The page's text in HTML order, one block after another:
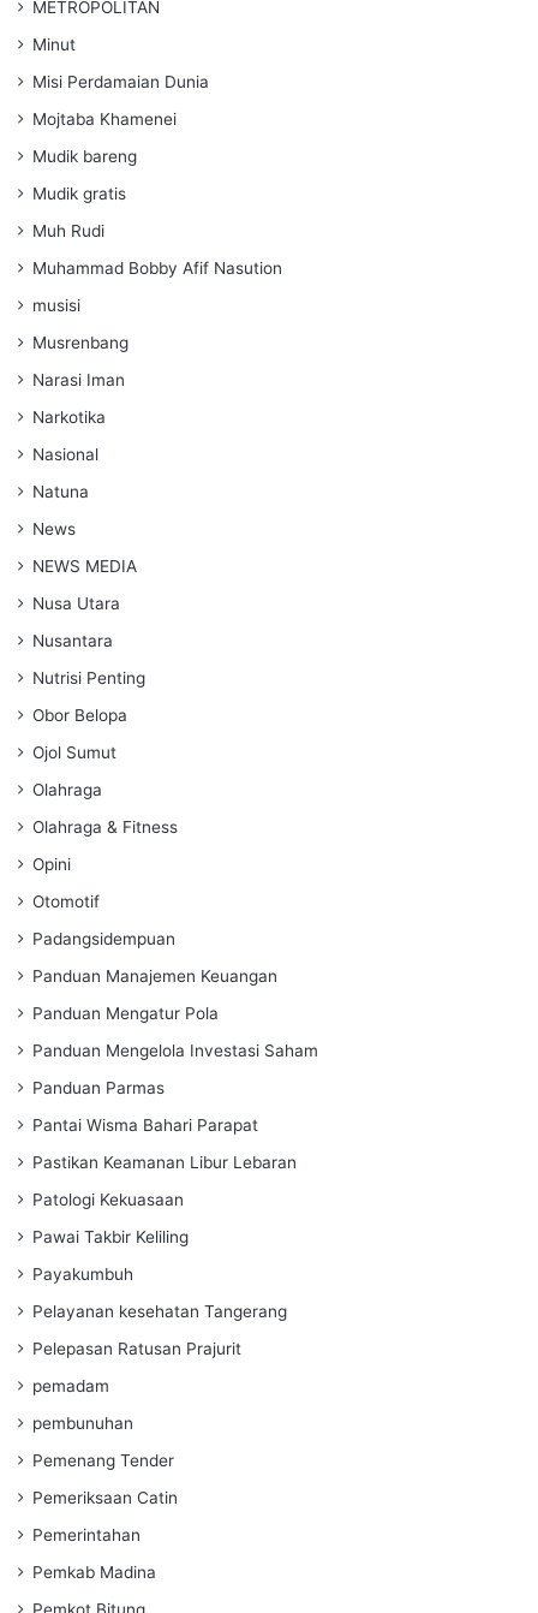
METROPOLITAN
Minut
Misi Perdamaian Dunia
Mojtaba Khamenei
Mudik bareng
Mudik gratis
Muh Rudi
Muhammad Bobby Afif Nasution
musisi
Musrenbang
Narasi Iman
Narkotika
Nasional
Natuna
News
NEWS MEDIA
Nusa Utara
Nusantara
Nutrisi Penting
Obor Belopa
Ojol Sumut
Olahraga
Olahraga & Fitness
Opini
Otomotif
Padangsidempuan
Panduan Manajemen Keuangan
Panduan Mengatur Pola
Panduan Mengelola Investasi Saham
Panduan Parmas
Pantai Wisma Bahari Parapat
Pastikan Keamanan Libur Lebaran
Patologi Kekuasaan
Pawai Takbir Keliling
Payakumbuh
Pelayanan kesehatan Tangerang
Pelepasan Ratusan Prajurit
pemadam
pembunuhan
Pemenang Tender
Pemeriksaan Catin
Pemerintahan
Pemkab Madina
Pemkot Bitung